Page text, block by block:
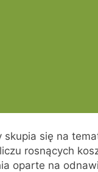
się na
rosnących
oparte na